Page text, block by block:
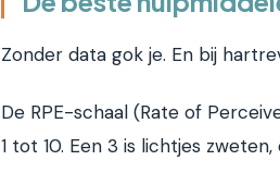
Zonder data gok je. En bij
De RPE-schaal (Rate of
1 tot 10. Een 3 is lichtjes